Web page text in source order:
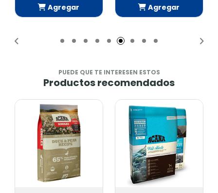
Agregar
Agregar
PUEDE QUE TE INTERESEN ESTOS
Productos recomendados